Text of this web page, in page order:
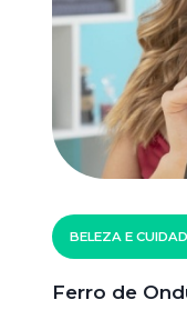
BELEZA E
Ferro de